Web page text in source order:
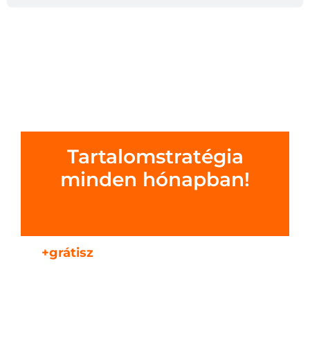
+grátisz
Tartalomstratégia
minden hónapban!